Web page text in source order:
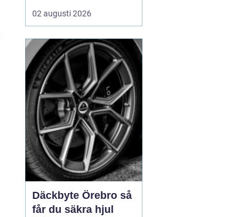
arbetsredskap, ett
fritidsprojekt och en del
spelar service en
avgörande roll. Rätt
skött kan...
02 augusti 2026
Däckbyte Örebro så
får du säkra hjul